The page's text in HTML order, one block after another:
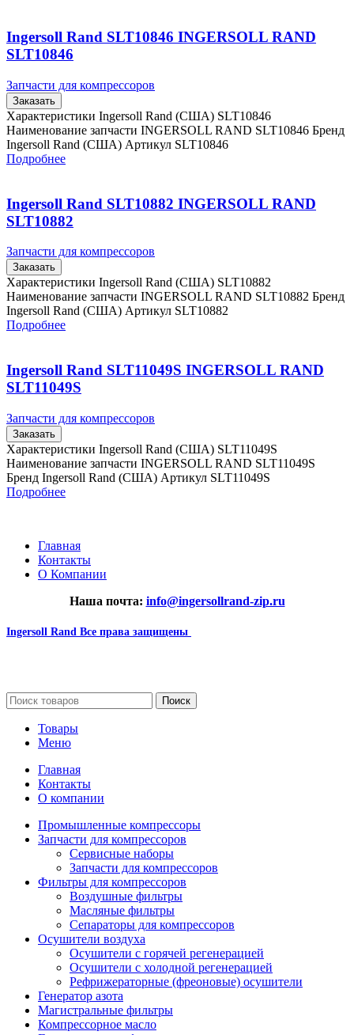
Ingersoll Rand SLT10846 INGERSOLL RAND
SLT10846
Запчасти для компрессоров
Заказать
Характеристики Ingersoll Rand (США) SLT10846
Наименование запчасти INGERSOLL RAND SLT10846 Бренд
Ingersoll Rand (США) Артикул SLT10846
Подробнее
Ingersoll Rand SLT10882 INGERSOLL RAND
SLT10882
Запчасти для компрессоров
Заказать
Характеристики Ingersoll Rand (США) SLT10882
Наименование запчасти INGERSOLL RAND SLT10882 Бренд
Ingersoll Rand (США) Артикул SLT10882
Подробнее
Ingersoll Rand SLT11049S INGERSOLL RAND
SLT11049S
Запчасти для компрессоров
Заказать
Характеристики Ingersoll Rand (США) SLT11049S
Наименование запчасти INGERSOLL RAND SLT11049S
Бренд Ingersoll Rand (США) Артикул SLT11049S
Подробнее
Главная
Контакты
О Компании
Наша почта: info@ingersollrand-zip.ru
Ingersoll Rand Все права защищены
Поиск
Товары
Меню
Главная
Контакты
О компании
Промышленные компрессоры
Запчасти для компрессоров
Сервисные наборы
Запчасти для компрессоров
Фильтры для компрессоров
Воздушные фильтры
Масляные фильтры
Сепараторы для компрессоров
Осушители воздуха
Осушители с горячей регенерацией
Осушители с холодной регенерацией
Рефрижераторные (фреоновые) осушители
Генератор азота
Магистральные фильтры
Компрессорное масло